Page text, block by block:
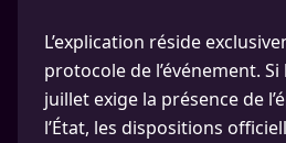
L’explication réside
protocole de l’événement.
juillet exige la présence de
l’État, les dispositions